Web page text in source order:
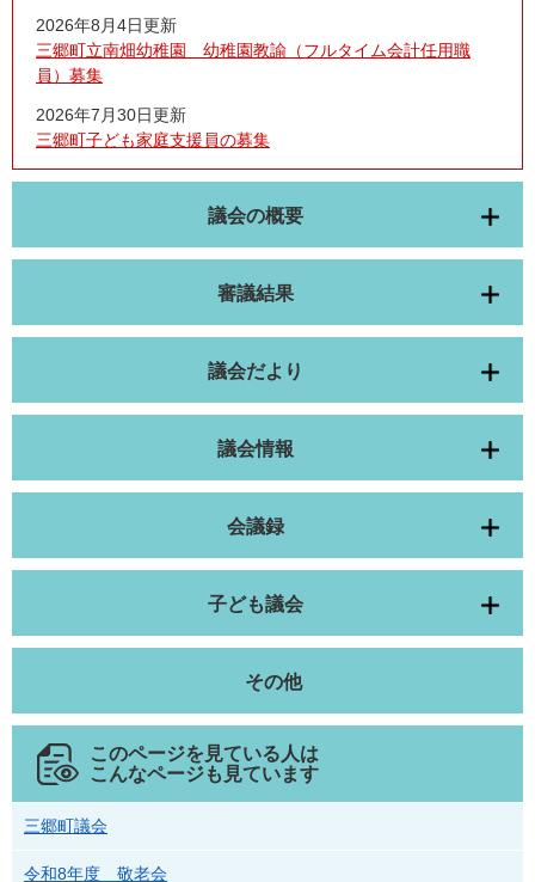
2026年8月4日更新
三郷町立南畑幼稚園 幼稚園教諭（フルタイム会計任用職
員）募集
2026年7月30日更新
三郷町子ども家庭支援員の募集
議会の概要
審議結果
議会だより
議会情報
会議録
子ども議会
その他
このページを見ている人は
こんなページも見ています
三郷町議会
令和8年度 敬老会